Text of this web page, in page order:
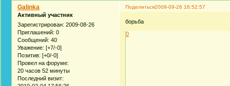
Поделиться2009-09-26 16:52:57
Galinka
Активный участник
Зарегистрирован: 2009-08-26
Приглашений: 0
Сообщений: 40
Уважение: [+7/-0]
Позитив: [+0/-0]
Провел на форуме:
20 часов 52 минуты
Последний визит:
борьба
0